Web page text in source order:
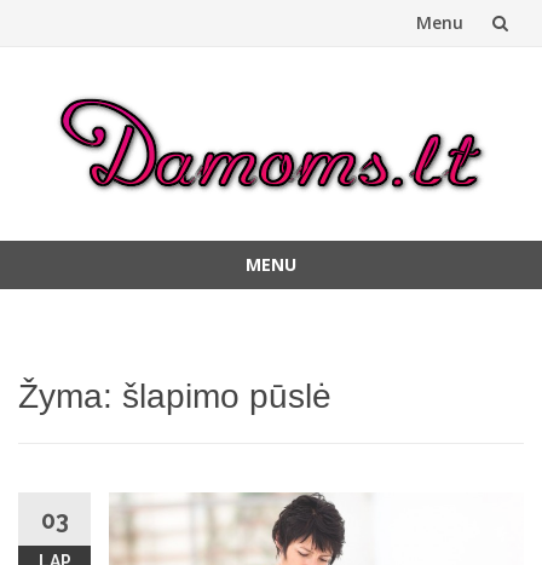
Menu
MENU
Žyma: šlapimo pūslė
03